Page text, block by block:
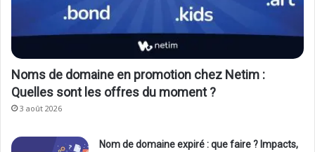
Noms de domaine en promotion chez Netim :
Quelles sont les offres du moment ?
3 août 2026
Nom de domaine expiré : que faire ? Impacts,